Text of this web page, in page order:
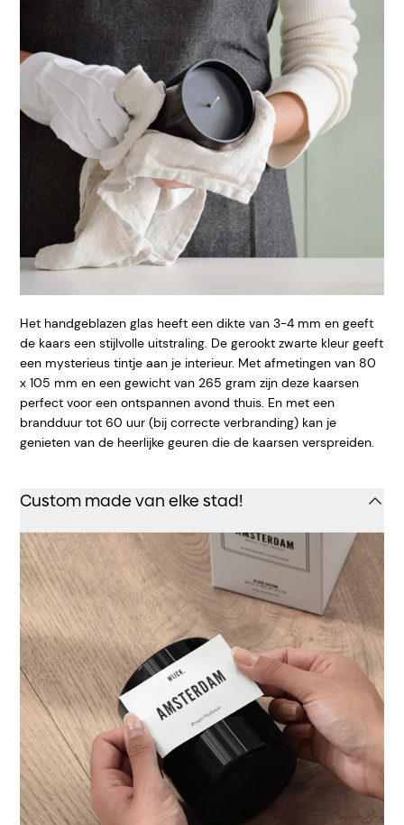
Het handgeblazen glas heeft een dikte van 3-4 mm en geeft
de kaars een stijlvolle uitstraling. De gerookt zwarte kleur geeft
een mysterieus tintje aan je interieur. Met afmetingen van 80
x 105 mm en een gewicht van 265 gram zijn deze kaarsen
perfect voor een ontspannen avond thuis. En met een
brandduur tot 60 uur (bij correcte verbranding) kan je
genieten van de heerlijke geuren die de kaarsen verspreiden.
Custom made van elke stad!